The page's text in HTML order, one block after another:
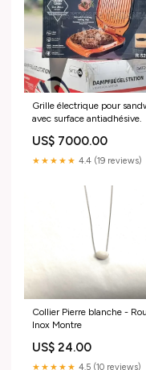
Grille électrique pour
avec surface antiadhésive.
US$ 7000.00
★★★★★ 4.4 (19 reviews)
Collier Pierre blanche -
Inox Montre
US$ 24.00
★★★★★ 4.5 (10 reviews)